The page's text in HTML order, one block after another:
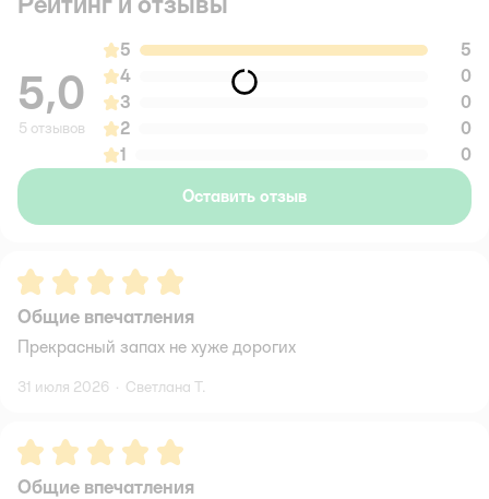
5,0
5 отзывов
5
5
4
0
3
0
2
0
1
0
Оставить отзыв
Рейтинг:5
Общие впечатления
Прекрасный запах не хуже дорогих
31 июля 2026 · Светлана Т.
Рейтинг:5
Общие впечатления